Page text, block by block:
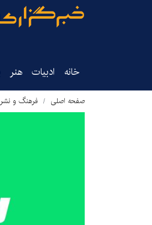
خانه ادبیات هنر
صفحه اصلی فرهنگ و نشر